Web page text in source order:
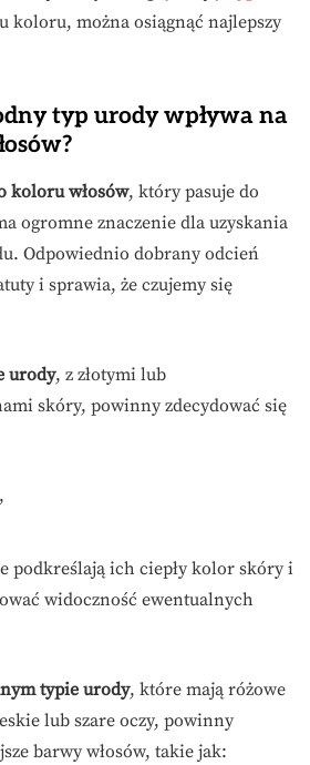
koloru, można osiągnąć najlepszy
typ urody wpływa na
koloru włosów, który pasuje do
ogromne znaczenie dla uzyskania
Odpowiednio dobrany odcień
i sprawia, że czujemy się
urody, z złotymi lub
skóry, powinny zdecydować się
podkreślają ich ciepły kolor skóry i
widoczność ewentualnych
typie urody, które mają różowe
lub szare oczy, powinny
barwy włosów, takie jak: